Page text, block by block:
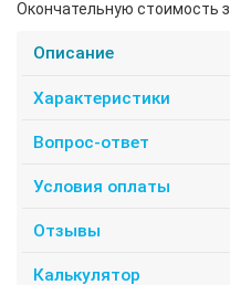
Окончательную стоимость
Описание
Характеристики
Вопрос-ответ
Условия оплаты
Отзывы
Калькулятор